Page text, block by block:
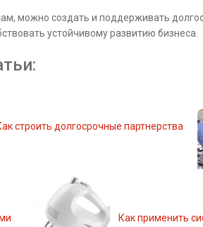
можно создать и поддерживать
устойчивому развитию бизнеса.
строить долгосрочные партнерства
Как применить